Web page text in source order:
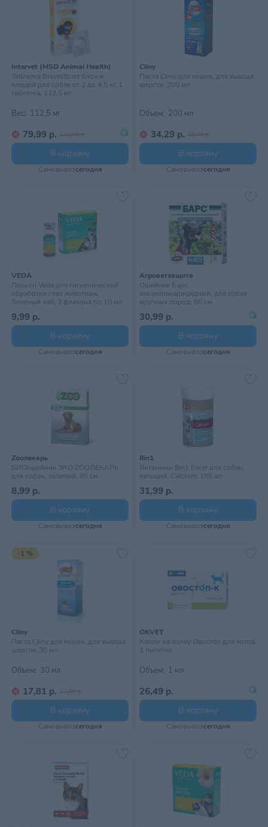
Intervet (MSD Animal Health)
Таблетка Bravecto от блох и
клещей для собак от 2 до 4,5 кг, 1
таблетка, 112,5 мг
Вес: 112,5 мг
79,99 р. 143,99 р.
В корзину
Самовывозсегодня
Cliny
Паста Cliny для кошек, для вывода
шерсти, 200 мл
Объем: 200 мл
34,29 р. 55,99 р.
В корзину
Самовывозсегодня
VEDA
Лосьон Veda для гигиенической
обработки глаз животных,
Зелёный чай, 3 флакона по 10 мл
9,99 р.
В корзину
Самовывозсегодня
Агроветзащита
Ошейник Барс
инсектоакарицидный, для собак
крупных пород, 80 см
30,99 р.
В корзину
Самовывозсегодня
Zooлекарь
БИОошейник ЭКО ZOOЛЕКАРЬ
для собак, зеленый, 65 см
8,99 р.
В корзину
Самовывозсегодня
8in1
Витамины 8in1 Excel для собак,
кальций, Calcium, 155 шт
31,99 р.
В корзину
Самовывозсегодня
-1 %
Cliny
Паста Cliny для кошек, для вывода
шерсти, 30 мл
Объем: 30 мл
17,81 р. 17,99 р.
В корзину
Самовывозсегодня
OKVET
Капли на холку Овостоп для котов,
1 пипетка
Объем: 1 мл
26,49 р.
В корзину
Самовывозсегодня